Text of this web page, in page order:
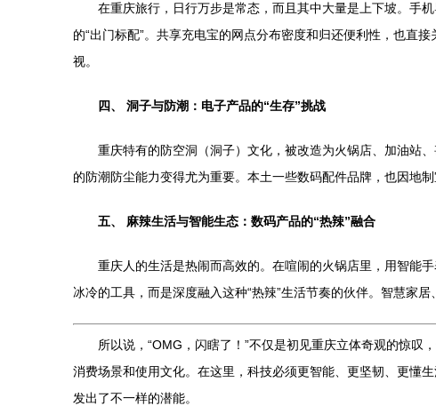
在重庆旅行，日行万步是常态，而且其中大量是上下坡。手
的“出门标配”。共享充电宝的网点分布密度和归还便利性，也直
视。
四、 洞子与防潮：电子产品的“生存”挑战
重庆特有的防空洞（洞子）文化，被改造为火锅店、加油站
的防潮防尘能力变得尤为重要。本土一些数码配件品牌，也因地
五、 麻辣生活与智能生态：数码产品的“热辣”融合
重庆人的生活是热闹而高效的。在喧闹的火锅店里，用智能
冰冷的工具，而是深度融入这种“热辣”生活节奏的伙伴。智慧家
所以说，“OMG，闪瞎了！”不仅是初见重庆立体奇观的惊叹
消费场景和使用文化。在这里，科技必须更智能、更坚韧、更懂
发出了不一样的潜能。